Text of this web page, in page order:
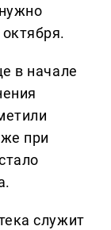
в начале
при
служит